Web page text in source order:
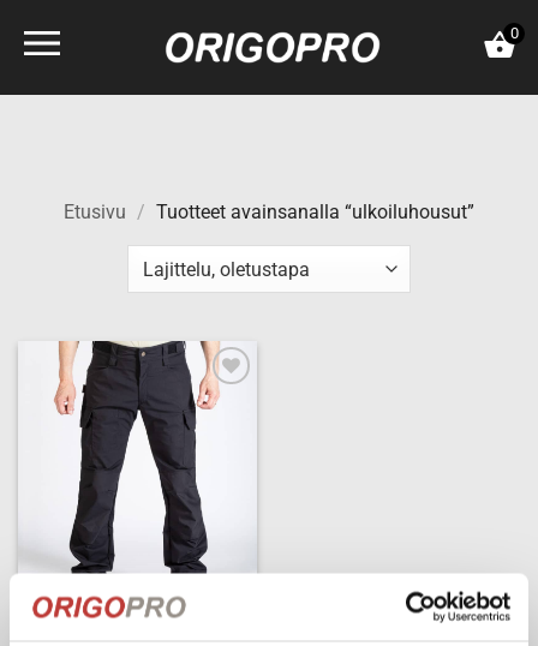
0
Etusivu / Tuotteet avainsanalla “ulkoiluhousut”
Add to
wishlist
ORIGO Outdoor